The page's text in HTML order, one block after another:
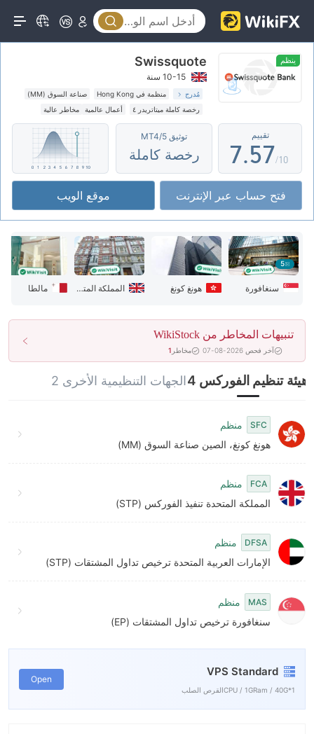
ينظم Swissquote
10-15 سنة
مُدرج منظمة في Hong Kong
صناعة السوق (MM)
رخصة كاملة ميتاتريدر ٤
أعمال عالمية مخاطر عالية
تقييم
2
3
4
5
6
7
8
9
.
0
1
2
4
5
6
7
8
9
2
3
4
6
7
8
9
/10
توثيق MT4/5
رخصة كاملة
فتح حساب عبر الإنترنت موقع الويب
5
سنغافورة هونغ كونغ المملكة المتحدة مالطا
تنبيهات المخاطر من WikiStock
آخر فحص 2026-08-07 مخاطر 1
هيئة تنظيم الفوركس 4 الجهات التنظيمية الأخرى 2
SFC
منظم
هونغ كونغ، الصين صناعة السوق (MM)
FCA
منظم
المملكة المتحدة تنفيذ الفوركس (STP)
DFSA
منظم
الإمارات العربية المتحدة ترخيص تداول المشتقات (STP)
MAS
منظم
سنغافورة ترخيص تداول المشتقات (EP)
VPS Standard
1*CPU / 1GRam / 40Gالقرص الصلب
Open